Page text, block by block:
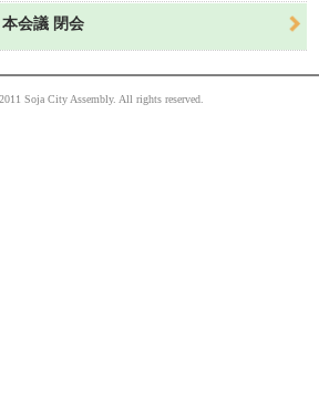
本会議 閉会
Soja City Assembly. All rights reserved.